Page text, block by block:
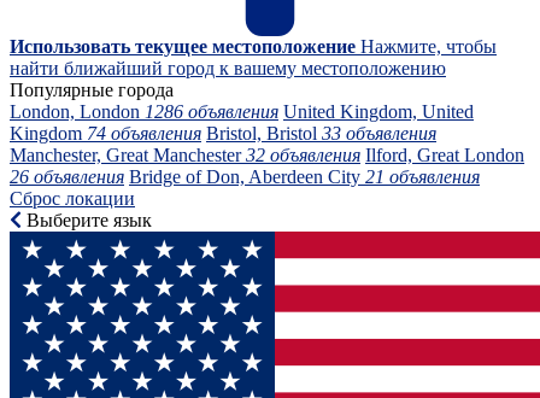
Использовать текущее местоположение Нажмите, чтобы
найти ближайший город к вашему местоположению
Популярные города
London, London 1286 объявления United Kingdom, United
Kingdom 74 объявления Bristol, Bristol 33 объявления
Manchester, Great Manchester32 объявления Ilford, Great London
26 объявления Bridge of Don, Aberdeen City 21 объявления
Сброс локации
Выберите язык